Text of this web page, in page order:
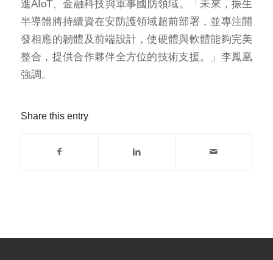
進AIoT、金融科技與軍事國防領域。「未來，振生
半導體將持續資在安防護領域超前部署，並專注開
發相應的韌體及前端設計，使硬體與軟體能夠完美
整合，提供合作夥伴全方位的技術支援。」李鳳凰
強調。
Share this entry